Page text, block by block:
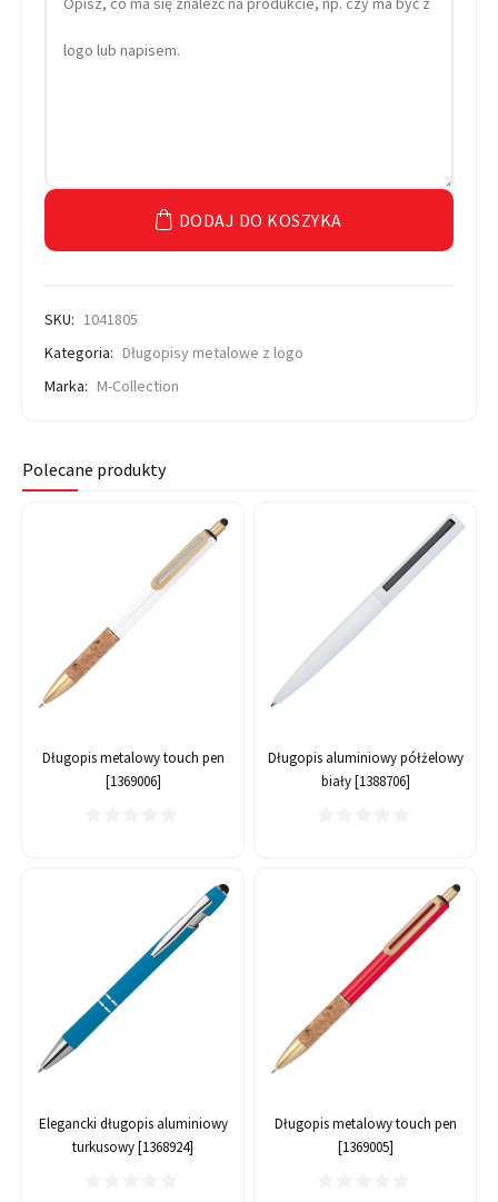
DODAJ DO KOSZYKA
SKU: 1041805
Kategoria: Długopisy metalowe z logo
Marka: M-Collection
Polecane produkty
Długopis metalowy touch pen
[1369006]
Długopis aluminiowy półżelowy
biały [1388706]
Elegancki długopis aluminiowy
turkusowy [1368924]
Długopis metalowy touch pen
[1369005]